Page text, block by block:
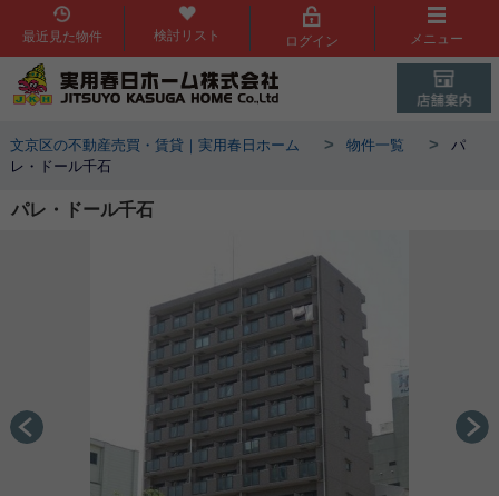
最近見た物件 検討リスト ログイン メニュー
文京区の不動産売買・賃貸｜実用春日ホーム > 物件一覧 >
パ
レ・ドール千石
パレ・ドール千石